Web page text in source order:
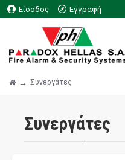
Είσοδος Εγγραφή
Συνεργάτες
Συνεργάτες